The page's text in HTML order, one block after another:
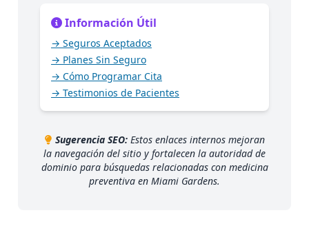
Información Útil
→ Seguros Aceptados
→ Planes Sin Seguro
→ Cómo Programar Cita
→ Testimonios de Pacientes
Sugerencia SEO:Estos enlaces internos mejoran
la navegación del sitio y fortalecen la autoridad de
dominio para búsquedas relacionadas con medicina
preventiva en Miami Gardens.